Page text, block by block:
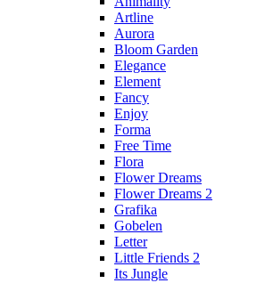
Artline
Aurora
Bloom Garden
Elegance
Element
Fancy
Enjoy
Forma
Free Time
Flora
Flower Dreams
Flower Dreams 2
Grafika
Gobelen
Letter
Little Friends 2
Its Jungle